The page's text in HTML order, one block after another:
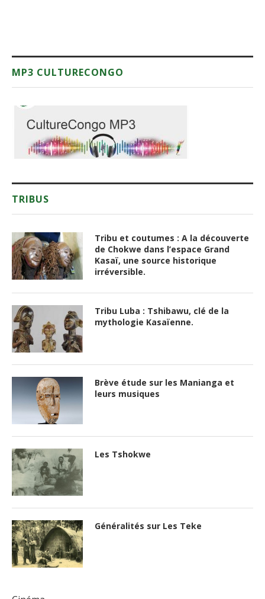
MP3 CULTURECONGO
TRIBUS
Tribu et coutumes : A la découverte
de Chokwe dans l’espace Grand
Kasaï, une source historique
irréversible.
Tribu Luba : Tshibawu, clé de la
mythologie Kasaïenne.
Brève étude sur les Manianga et
leurs musiques
Les Tshokwe
Généralités sur Les Teke